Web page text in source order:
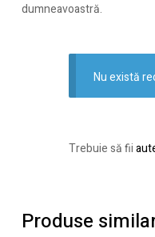
dumneavoastră.
Nu există
Trebuie să fii
Produse